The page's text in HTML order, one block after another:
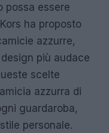
possa essere
ha proposto
azzurre,
più audace
scelte
azzurra di
guardaroba,
personale.